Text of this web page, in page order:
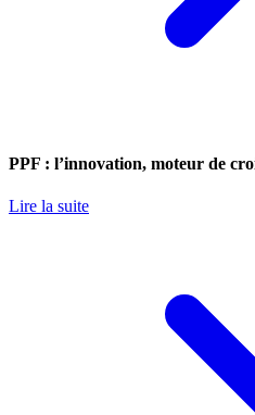
PPF : l’innovation, moteur de
Lire la suite